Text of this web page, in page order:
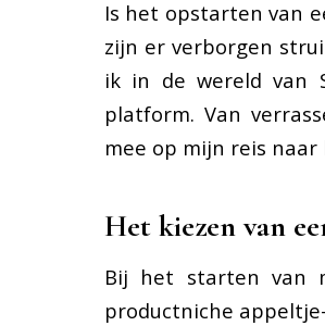
Is het opstarten van
zijn er verborgen
ik in de wereld van
platform. Van
mee op mijn reis
Het kiezen van
Bij het starten van
productniche